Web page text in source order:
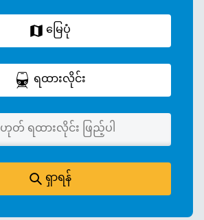
မြေပုံ
ရထားလိုင်း
ရှာရန်